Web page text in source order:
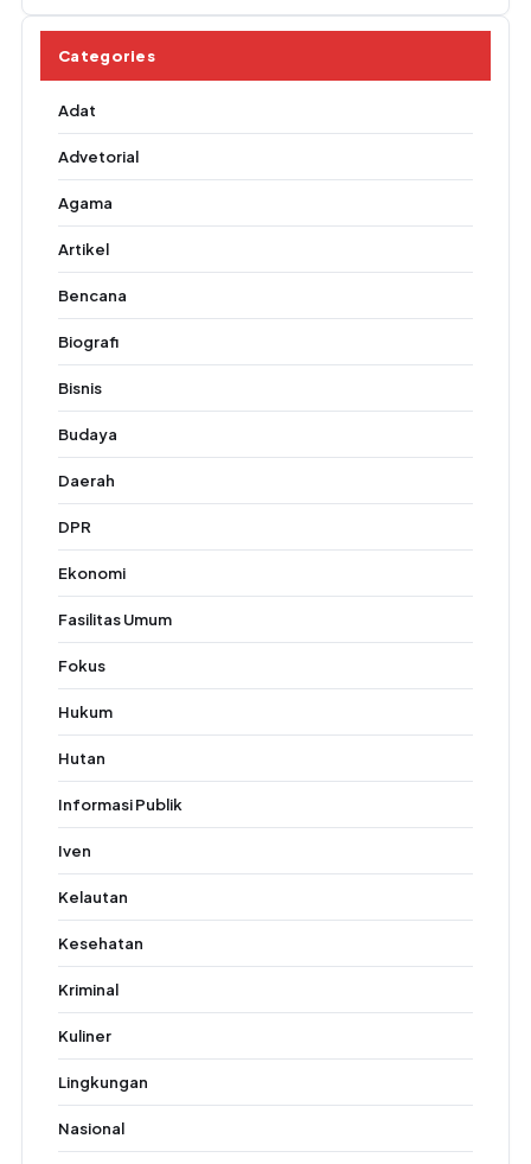
Categories
Adat
Advetorial
Agama
Artikel
Bencana
Biografi
Bisnis
Budaya
Daerah
DPR
Ekonomi
Fasilitas Umum
Fokus
Hukum
Hutan
Informasi Publik
Iven
Kelautan
Kesehatan
Kriminal
Kuliner
Lingkungan
Nasional